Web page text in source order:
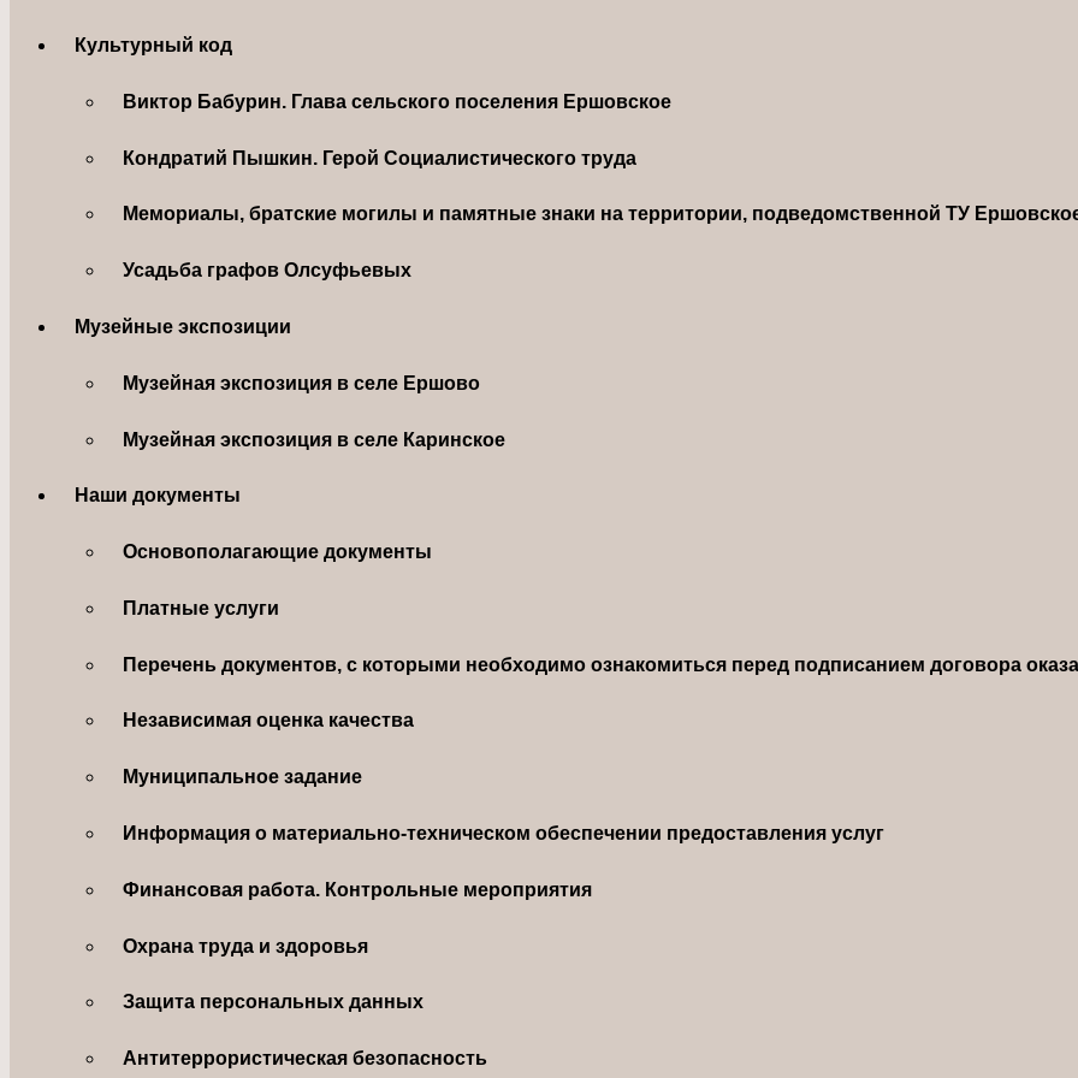
Культурный код
Виктор Бабурин. Глава сельского поселения Ершовское
Кондратий Пышкин. Герой Социалистического труда
Мемориалы, братские могилы и памятные знаки на территории, подведомственной ТУ
Усадьба графов Олсуфьевых
Музейные экспозиции
Музейная экспозиция в селе Ершово
Музейная экспозиция в селе Каринское
Наши документы
Основополагающие документы
Платные услуги
Перечень документов, с которыми необходимо ознакомиться перед подписанием договора
Независимая оценка качества
Муниципальное задание
Информация о материально-техническом обеспечении предоставления услуг
Финансовая работа. Контрольные мероприятия
Охрана труда и здоровья
Защита персональных данных
Антитеррористическая безопасность